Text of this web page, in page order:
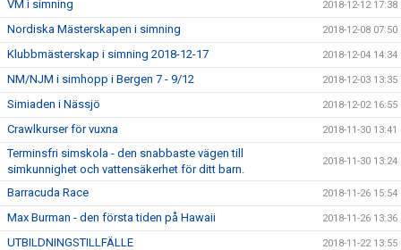
VM i simning 2018-12-12 17:38
Nordiska Mästerskapen i simning 2018-12-08 07:50
Klubbmästerskap i simning 2018-12-17 2018-12-04 14:34
NM/NJM i simhopp i Bergen 7 - 9/12 2018-12-03 13:35
Simiaden i Nässjö 2018-12-02 16:55
Crawlkurser för vuxna 2018-11-30 13:41
Terminsfri simskola - den snabbaste vägen till
simkunnighet och vattensäkerhet för ditt barn.
2018-11-30 13:24
Barracuda Race 2018-11-26 15:54
Max Burman - den första tiden på Hawaii 2018-11-26 13:36
UTBILDNINGSTILLFÄLLE 2018-11-22 13:55